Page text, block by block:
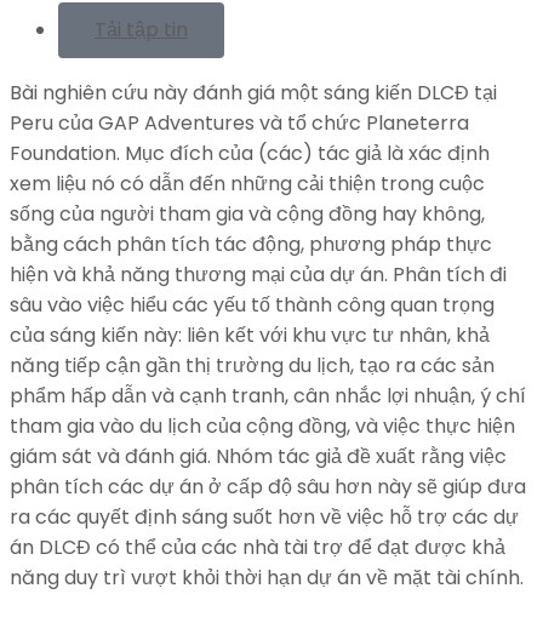
Tải tập tin
Bài nghiên cứu này đánh giá một sáng kiến DLCĐ tại
Peru của GAP Adventures và tổ chức Planeterra
Foundation. Mục đích của (các) tác giả là xác định
xem liệu nó có dẫn đến những cải thiện trong cuộc
sống của người tham gia và cộng đồng hay không,
bằng cách phân tích tác động, phương pháp thực
hiện và khả năng thương mại của dự án. Phân tích đi
sâu vào việc hiểu các yếu tố thành công quan trọng
của sáng kiến này: liên kết với khu vực tư nhân, khả
năng tiếp cận gần thị trường du lịch, tạo ra các sản
phẩm hấp dẫn và cạnh tranh, cân nhắc lợi nhuận, ý chí
tham gia vào du lịch của cộng đồng, và việc thực hiện
giám sát và đánh giá. Nhóm tác giả đề xuất rằng việc
phân tích các dự án ở cấp độ sâu hơn này sẽ giúp đưa
ra các quyết định sáng suốt hơn về việc hỗ trợ các dự
án DLCĐ có thể của các nhà tài trợ để đạt được khả
năng duy trì vượt khỏi thời hạn dự án về mặt tài chính.